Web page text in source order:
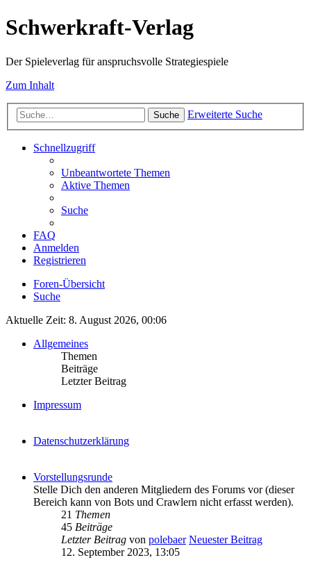
Schwerkraft-Verlag
Der Spieleverlag für anspruchsvolle Strategiespiele
Zum Inhalt
Suche Erweiterte Suche
Schnellzugriff
Unbeantwortete Themen
Aktive Themen
Suche
FAQ
Anmelden
Registrieren
Foren-Übersicht
Suche
Aktuelle Zeit: 8. August 2026, 00:06
Allgemeines
Themen
Beiträge
Letzter Beitrag
Impressum
Datenschutzerklärung
Vorstellungsrunde
Stelle Dich den anderen Mitgliedern des Forums vor (dieser
Bereich kann von Bots und Crawlern nicht erfasst werden).
21 Themen
45 Beiträge
Letzter Beitrag von polebaer Neuester Beitrag
12. September 2023, 13:05